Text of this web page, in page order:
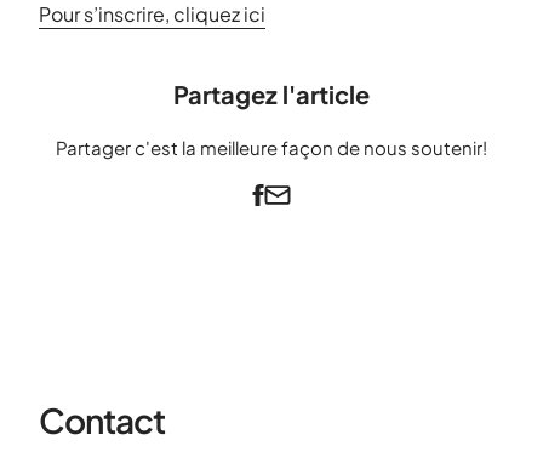
Pour s’inscrire, cliquez ici
Partagez l'article
Partager c'est la meilleure façon de nous soutenir!
Contact